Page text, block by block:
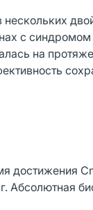
нескольких
с
на
достижения
Абсолютная